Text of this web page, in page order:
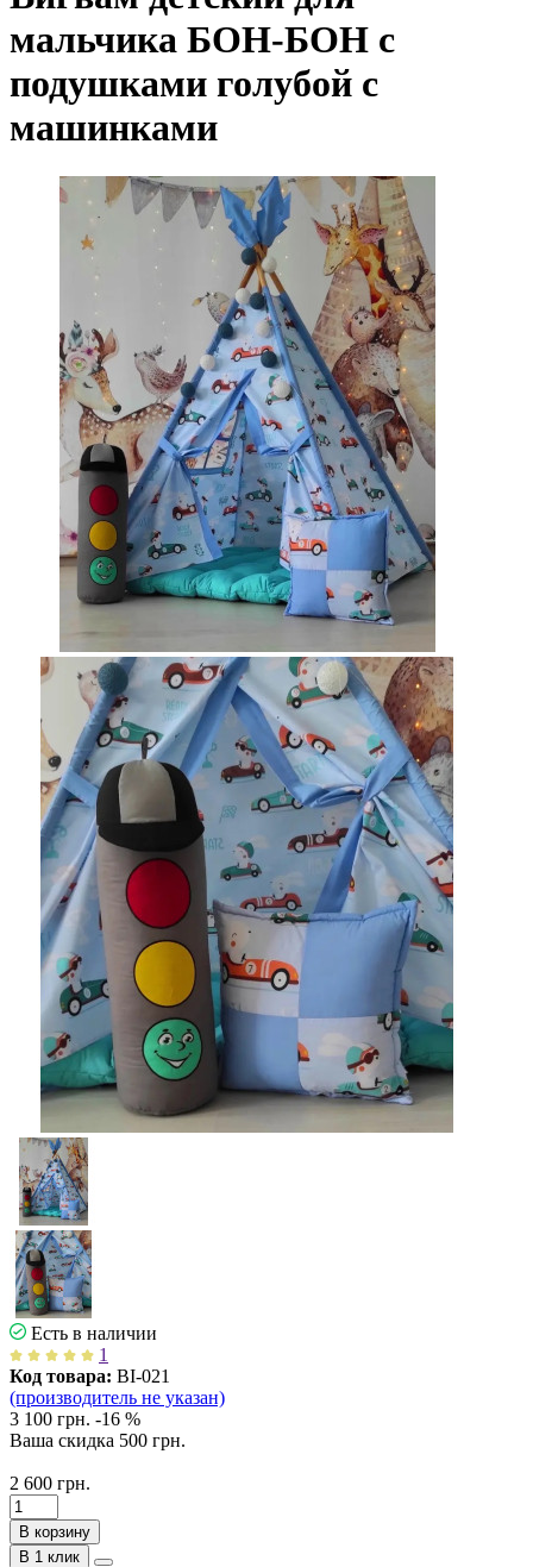
мальчика БОН-БОН с
подушками голубой с
машинками
Есть в наличии
1
Код товара: ВІ-021
(производитель не указан)
3 100 грн. -16 %
Ваша cкидка 500 грн.
2 600 грн.
В корзину
В 1 клик